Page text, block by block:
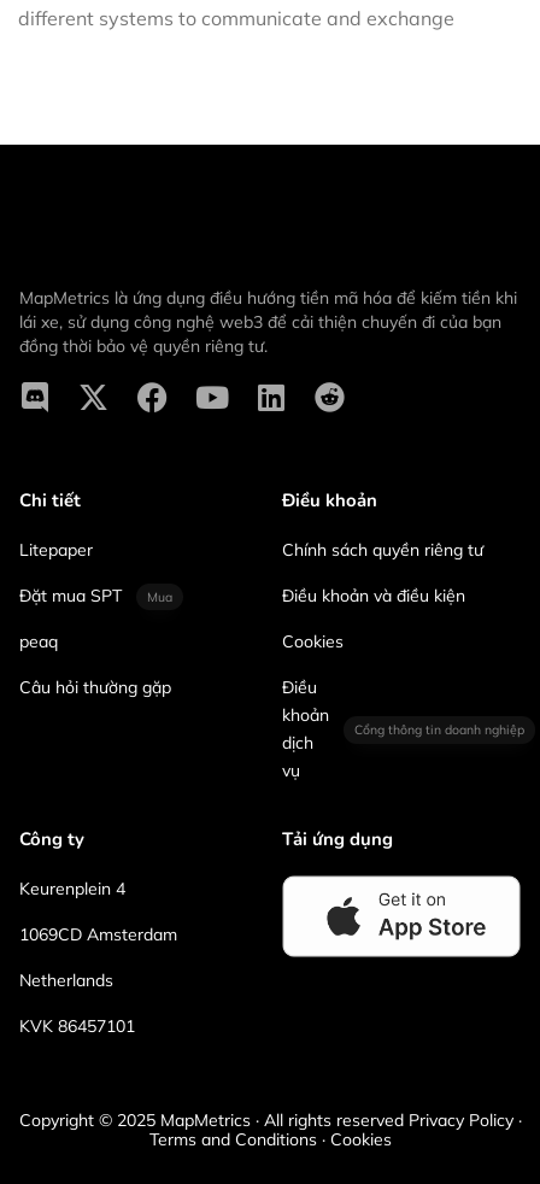
different systems to communicate and exchange
MapMetrics là ứng dụng điều hướng tiền mã hóa để kiếm tiền khi
lái xe, sử dụng công nghệ web3 để cải thiện chuyến đi của bạn
đồng thời bảo vệ quyền riêng tư.
Chi tiết
Litepaper
Đặt mua SPT Mua
peaq
Câu hỏi thường gặp
Điều khoản
Chính sách quyền riêng tư
Điều khoản và điều kiện
Cookies
Điều
khoản
dịch
vụ
Cổng thông tin doanh nghiệp
Công ty
Keurenplein 4
1069CD Amsterdam
Netherlands
KVK 86457101
Tải ứng dụng
Copyright © 2025 MapMetrics · All rights reserved Privacy Policy ·
Terms and Conditions · Cookies